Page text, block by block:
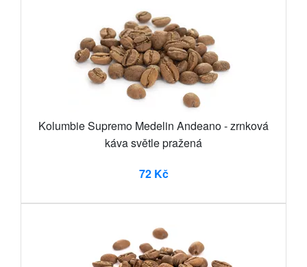
Kolumbie Supremo Medelin Andeano - zrnková
káva světle pražená
72 Kč